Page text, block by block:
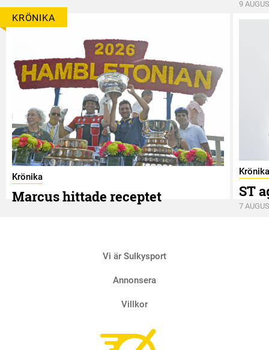
9
KRÖNIKA
Krönika
Marcus hittade receptet
Krönika
ST
7
Vi är Sulkysport
Annonsera
Villkor